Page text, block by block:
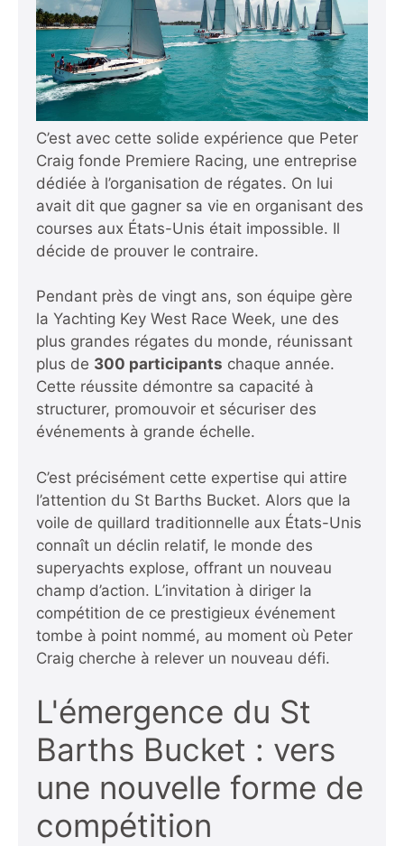
C’est avec cette solide expérience que Peter
Craig fonde Premiere Racing, une entreprise
dédiée à l’organisation de régates. On lui
avait dit que gagner sa vie en organisant des
courses aux États-Unis était impossible. Il
décide de prouver le contraire.
Pendant près de vingt ans, son équipe gère
la Yachting Key West Race Week, une des
plus grandes régates du monde, réunissant
plus de 300 participants chaque année.
Cette réussite démontre sa capacité à
structurer, promouvoir et sécuriser des
événements à grande échelle.
C’est précisément cette expertise qui attire
l’attention du St Barths Bucket. Alors que la
voile de quillard traditionnelle aux États-Unis
connaît un déclin relatif, le monde des
superyachts explose, offrant un nouveau
champ d’action. L’invitation à diriger la
compétition de ce prestigieux événement
tombe à point nommé, au moment où Peter
Craig cherche à relever un nouveau défi.
L'émergence du St
Barths Bucket : vers
une nouvelle forme de
compétition